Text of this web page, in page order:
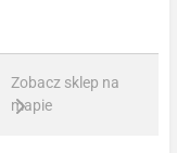
Zobacz sklep na
mapie